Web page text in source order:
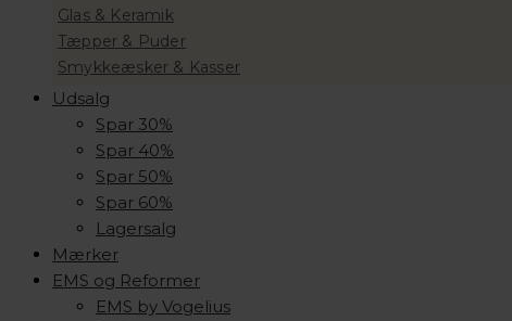
Glas & Keramik
Tæpper & Puder
Smykkeæsker & Kasser
Udsalg
Spar 30%
Spar 40%
Spar 50%
Spar 60%
Lagersalg
Mærker
EMS og Reformer
EMS by Vogelius